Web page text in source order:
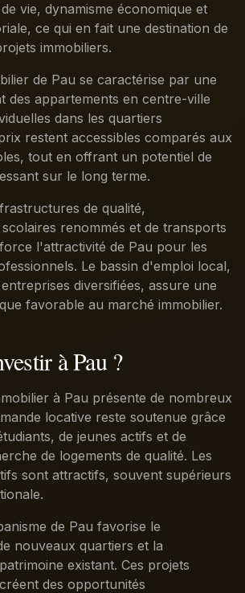
vie, dynamisme économique et
ce qui en fait une destination de
immobiliers.
de Pau se caractérise par une
des appartements en centre-ville
dans les quartiers
restent accessibles comparés aux
tout en offrant un potentiel de
sur le long terme.
de qualité,
renommés et de transports
l'attractivité de Pau pour les
Le bassin d'emploi local,
diversifiées, assure une
favorable au marché immobilier.
à Pau ?
à Pau présente de nombreux
locative reste soutenue grâce
de jeunes actifs et de
de logements de qualité. Les
sont attractifs, souvent supérieurs
de Pau favorise le
nouveaux quartiers et la
existant. Ces projets
des opportunités